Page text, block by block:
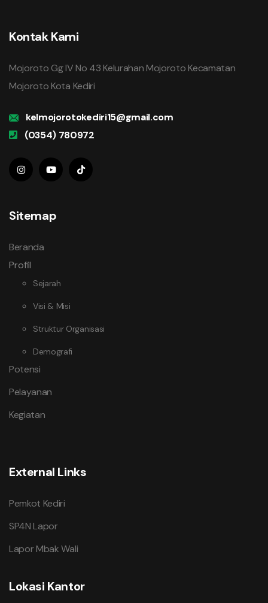
Kontak Kami
Mojoroto Gg IV No 43 Kelurahan Mojoroto Kecamatan
Mojoroto Kota Kediri
kelmojorotokediri15@gmail.com
(0354) 780972
Sitemap
Beranda
Profil
Sejarah
Visi & Misi
Struktur Organisasi
Demografi
Potensi
Pelayanan
Kegiatan
External Links
Pemkot Kediri
SP4N Lapor
Lapor Mbak Wali
Lokasi Kantor